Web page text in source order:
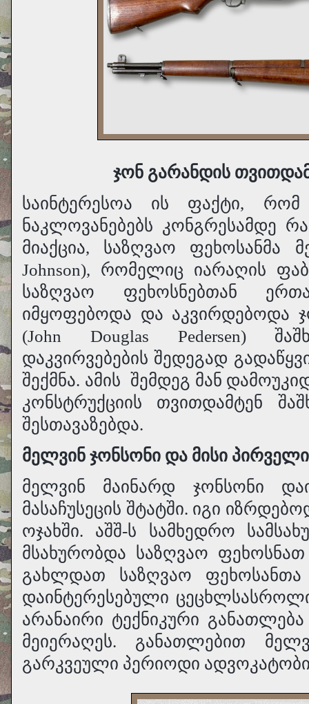
ჯონ გარანდის
საინტერესოა ის ფაქტი,
ნაკლოვანებებს კონგრესამდე
მიაქცია, საზღვაო ფეხოსანმა
Johnson), რომელიც იარაღის
საზღვაო ფეხოსნებთან
იმყოფებოდა და აკვირდებოდა
(John Douglas Pedersen)
დაკვირვებების შედეგად
შექმნა. ამის შემდეგ მან
კონსტრუქციის თვითდამტენ
შესთავაზებდა.
მელვინ ჯონსონი და მისი
მელვინ მაინარდ ჯონსონი
მასაჩუსეცის შტატში. იგი
ოჯახში. აშშ-ს სამხედრო
მსახურობდა საზღვაო
გახლდათ საზღვაო ფეხოსანთა
დაინტერესებული
არანაირი ტექნიკური
მეიერაღეს. განათლებით
გარკვეული პერიოდი